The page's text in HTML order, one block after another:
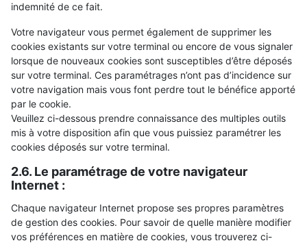
indemnité de ce fait.
Votre navigateur vous permet également de supprimer les
cookies existants sur votre terminal ou encore de vous signaler
lorsque de nouveaux cookies sont susceptibles d’être déposés
sur votre terminal. Ces paramétrages n’ont pas d’incidence sur
votre navigation mais vous font perdre tout le bénéfice apporté
par le cookie.
Veuillez ci-dessous prendre connaissance des multiples outils
mis à votre disposition afin que vous puissiez paramétrer les
cookies déposés sur votre terminal.
2.6. Le paramétrage de votre navigateur
Internet :
Chaque navigateur Internet propose ses propres paramètres
de gestion des cookies. Pour savoir de quelle manière modifier
vos préférences en matière de cookies, vous trouverez ci-